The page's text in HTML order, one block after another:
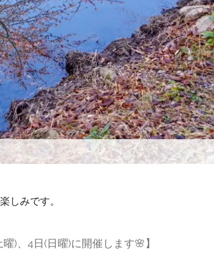
しみです。
)、4日(日曜)に開催します🌸】